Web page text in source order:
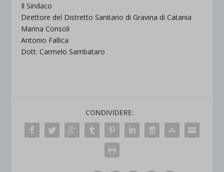
Il Sindaco
Direttore del Distretto Sanitario di Gravina di Catania
Marina Consoli
Antonio Fallica
Dott. Carmelo Sambataro
CONDIVIDERE: